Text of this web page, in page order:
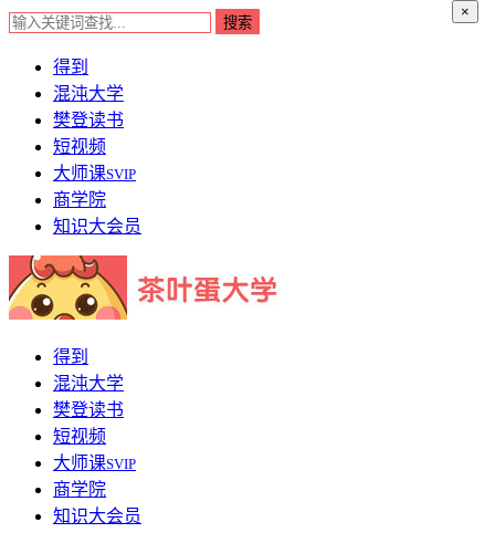
×
得到
混沌大学
樊登读书
短视频
大师课SVIP
商学院
知识大会员
得到
混沌大学
樊登读书
短视频
大师课SVIP
商学院
知识大会员